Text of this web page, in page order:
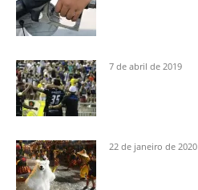
7 de abril de 2019
22 de janeiro de 2020